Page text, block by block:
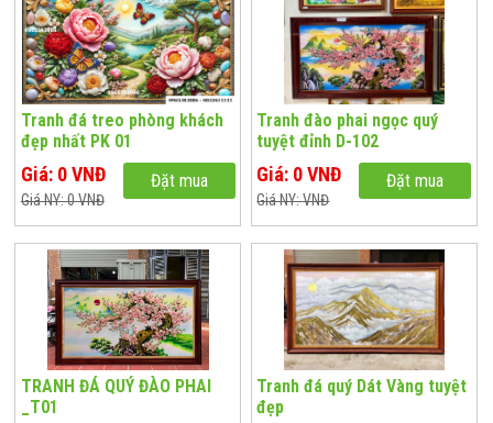
Tranh đá treo phòng khách
đẹp nhất PK 01
Giá: 0 VNĐ
Giá NY: 0 VNĐ
Đặt mua
Tranh đào phai ngọc quý
tuyệt đỉnh D-102
Giá: 0 VNĐ
Giá NY: VNĐ
Đặt mua
TRANH ĐÁ QUÝ ĐÀO PHAI
_T01
Tranh đá quý Dát Vàng tuyệt
đẹp